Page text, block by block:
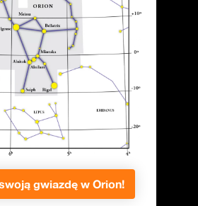
gwiazdę w Orion!